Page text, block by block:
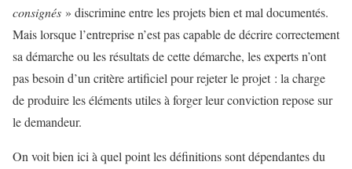
consignés » discrimine entre les projets bien et mal documentés.
Mais lorsque l’entreprise n’est pas capable de décrire correctement
sa démarche ou les résultats de cette démarche, les experts n’ont
pas besoin d’un critère artificiel pour rejeter le projet : la charge
de produire les éléments utiles à forger leur conviction repose sur
le demandeur.
On voit bien ici à quel point les définitions sont dépendantes du